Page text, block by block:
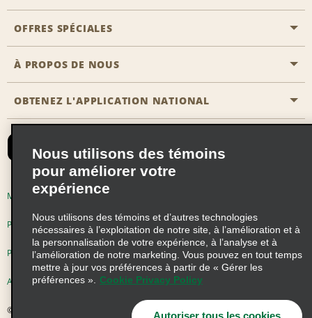
Emplacements Emerald Aisle
Agents de voyage
Réserver un véhicule pour quelqu'un d'autre
Emerald Club se connecter
Emerald Club S'inscrire
Emerald Club Avantages
Emerald Club Services
Clients ayant un handicap
Nous contacter
FAQ
OFFRES SPÉCIALES
Toutes les offres
Abonnement aux courriels
À PROPOS DE NOUS
Histoire de l’entreprise
Nouvelles et histoires
Responsabilité sociale
Occasions de franchise mondiales
Perspectives de carrière
OBTENEZ L'APPLICATION NATIONAL
Modalités d'utilisation
Politique sur les fichiers témoins
Pluriannuel d'accessibilité Choix de confidentialité
AdChoices
© 2026 Enterprise Holdings, Inc. Tous droits réservés
Nous utilisons des témoins
pour améliorer votre
expérience
Nous utilisons des témoins et d’autres technologies
nécessaires à l’exploitation de notre site, à l’amélioration et à
la personnalisation de votre expérience, à l’analyse et à
l’amélioration de notre marketing. Vous pouvez en tout temps
mettre à jour vos préférences à partir de « Gérer les
préférences ».
Cookie Privacy Policy
Autoriser tous les cookies